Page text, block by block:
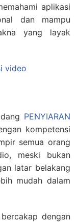
aplikasi
dan mampu
yang layak
video
PENYIARAN
kompetensi
semua orang
meski bukan
latar belakang
mudah dalam
dengan